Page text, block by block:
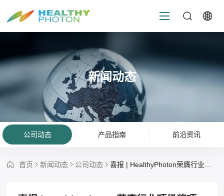
新闻动态
公司动态 产品指南 前沿资讯
首页 新闻动态 公司动态 喜报 | HealthyPhoton荣膺行业顶级奖项，创新实力获国际权威认可